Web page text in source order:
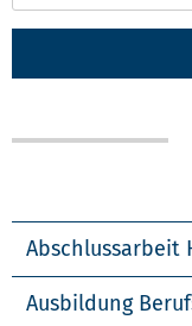
Abschlussarbeit
Ausbildung